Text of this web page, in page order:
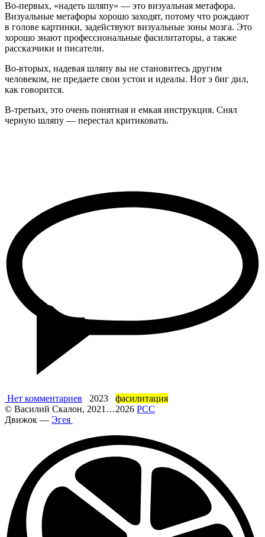
Во-первых, «надеть шляпу» — это визуальная метафора.
Визуальные метафоры хорошо заходят, потому что рождают
в голове картинки, задействуют визуальные зоны мозга. Это
хорошо знают профессиональные фасилитаторы, а также
рассказчики и писатели.
Во-вторых, надевая шляпу вы не становитесь другим
человеком, не предаете свои устои и идеалы. Нот э биг дил,
как говорится.
В-третьих, это очень понятная и емкая инструкция. Снял
черную шляпу — перестал критиковать.
Нет комментариев 2023
фасилитация
© Василий Скалон, 2021...2026РСС
Движок — Эгея